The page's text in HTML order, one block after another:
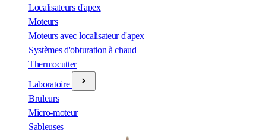
Localisateurs d'apex
Moteurs
Moteurs avec localisateur d'apex
Systèmes d'obturation à chaud
Thermocutter
Laboratoire
Bruleurs
Micro-moteur
Sableuses